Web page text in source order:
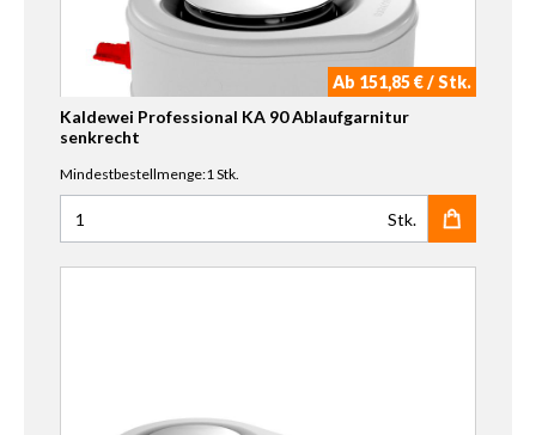
Ab 151,85 € / Stk.
Kaldewei Professional KA 90 Ablaufgarnitur
senkrecht
Mindestbestellmenge:1 Stk.
Anzahl für Kaldewei Professional KA 90 Ablaufgarnitur
Stk.